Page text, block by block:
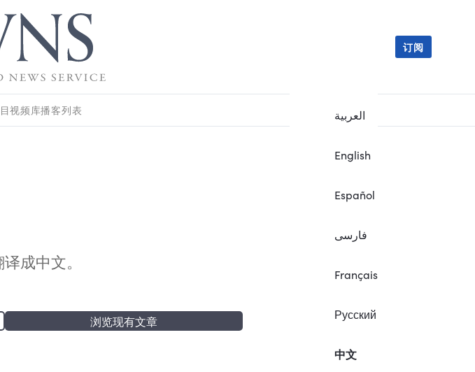
العربية
English
Español
فارسی
Français
Русский
中文
订阅
视频库播客列表
成中文。
浏览现有文章